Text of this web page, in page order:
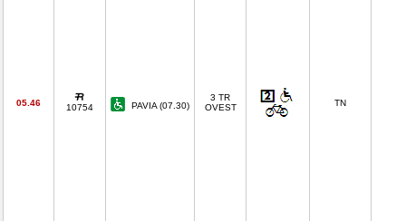
05.46 10754 PAVIA (07.30)
3 TR
OVEST
TN